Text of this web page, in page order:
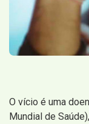
O vício é uma
Mundial de